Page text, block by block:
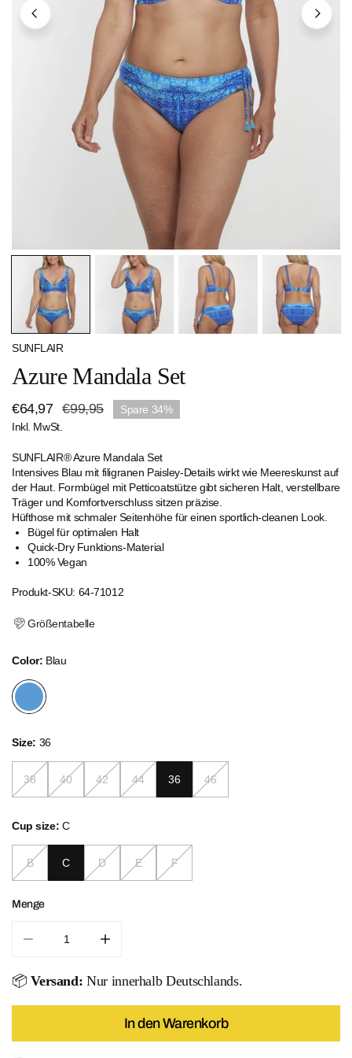
ÖFFNEN SIE MEDIEN IN DER GALERIEANSICHT
SUNFLAIR
Azure Mandala Set
Verkaufspreis
€64,97
Regulärer
Preis
€99,95 Spare 34%
Inkl. MwSt.
SUNFLAIR® Azure Mandala Set
Intensives Blau mit filigranen Paisley-Details wirkt wie Meereskunst auf
der Haut. Formbügel mit Petticoatstütze gibt sicheren Halt, verstellbare
Träger und Komfortverschluss sitzen präzise.
Hüfthose mit schmaler Seitenhöhe für einen sportlich-cleanen Look.
Bügel für optimalen Halt
Quick-Dry Funktions-Material
100% Vegan
Produkt-SKU: 64-71012
Größentabelle
Color: Blau
Size: 36
38 40 42 44 36 46
Cup size: C
B C D E F
Menge
📦Versand: Nur innerhalb Deutschlands.
In den Warenkorb